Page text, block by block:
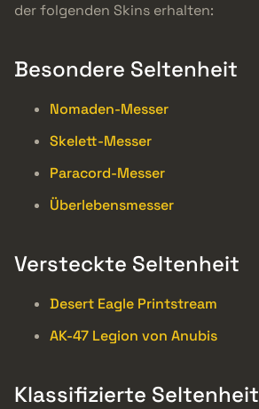
der folgenden Skins erhalten:
Besondere Seltenheit
Nomaden-Messer
Skelett-Messer
Paracord-Messer
Überlebensmesser
Versteckte Seltenheit
Desert Eagle Printstream
AK-47 Legion von Anubis
Klassifizierte Seltenheit